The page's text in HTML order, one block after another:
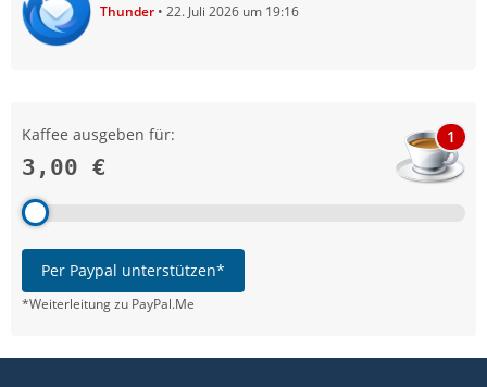
Thunder 22. Juli 2026 um 19:16
Kaffee ausgeben für:
3,00 €
1
Per Paypal unterstützen*
*Weiterleitung zu PayPal.Me